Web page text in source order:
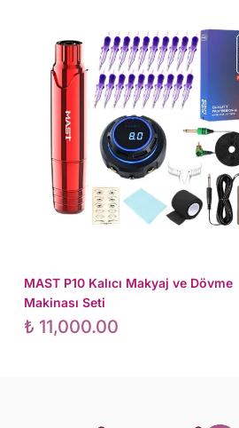
MAST P10 Kalıcı Makyaj ve Dövme
Makinası Seti
₺ 11,000.00